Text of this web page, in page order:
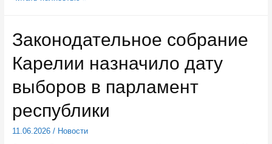
в
Петрозаводске
уже
установили
маммограф
цифровой
флюорограф
Законодательное собрание
Карелии назначило дату
выборов в парламент
республики
11.06.2026/ Новости